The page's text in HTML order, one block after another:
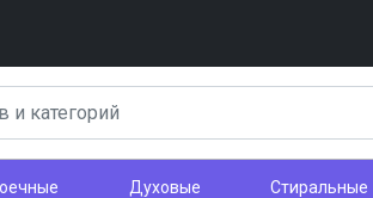
Духовые
Стиральные